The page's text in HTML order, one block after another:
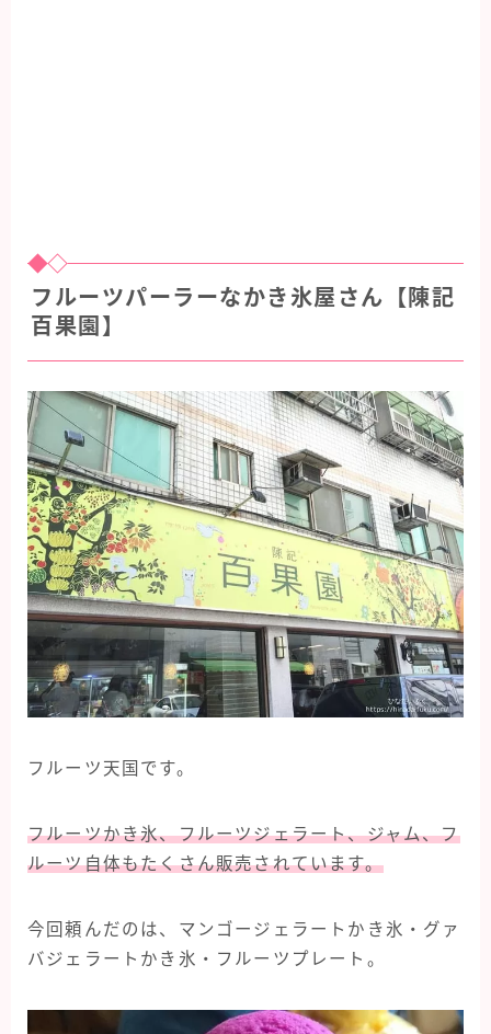
フルーツパーラーなかき氷屋さん【陳記
百果園】
フルーツ天国です。
フルーツかき氷、フルーツジェラート、ジャム、フ
ルーツ自体もたくさん販売されています。
今回頼んだのは、マンゴージェラートかき氷・グァ
バジェラートかき氷・フルーツプレート。